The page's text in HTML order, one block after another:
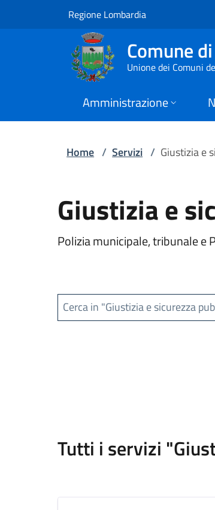
Vai al contenuto principale
Servizi |Regione Lombardia
Comune
Unione dei Comuni
Amministrazione
Home / Servizi / Giustizia e
Giustizia e
Polizia municipale, tribunale e
Cerca in "Giustizia e sicurezza
Tutti i servizi